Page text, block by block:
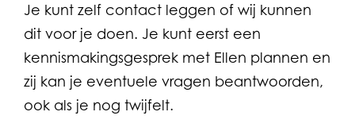
Je kunt zelf contact leggen of wij kunnen
dit voor je doen. Je kunt eerst een
kennismakingsgesprek met Ellen plannen en
zij kan je eventuele vragen beantwoorden,
ook als je nog twijfelt.